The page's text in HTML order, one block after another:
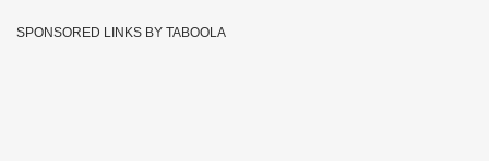
SPONSORED LINKS BY TABOOLA